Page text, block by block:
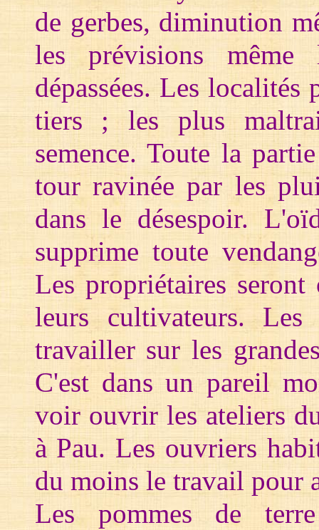
de gerbes, diminution
les prévisions
dépassées. Les
tiers ; les plus
semence. Toute la
tour ravinée par les
dans le désespoir.
supprime toute
Les propriétaires
leurs cultivateurs.
travailler sur les
C'est dans un pareil
voir ouvrir les ateliers
à Pau. Les ouvriers
du moins le travail pour
Les pommes de